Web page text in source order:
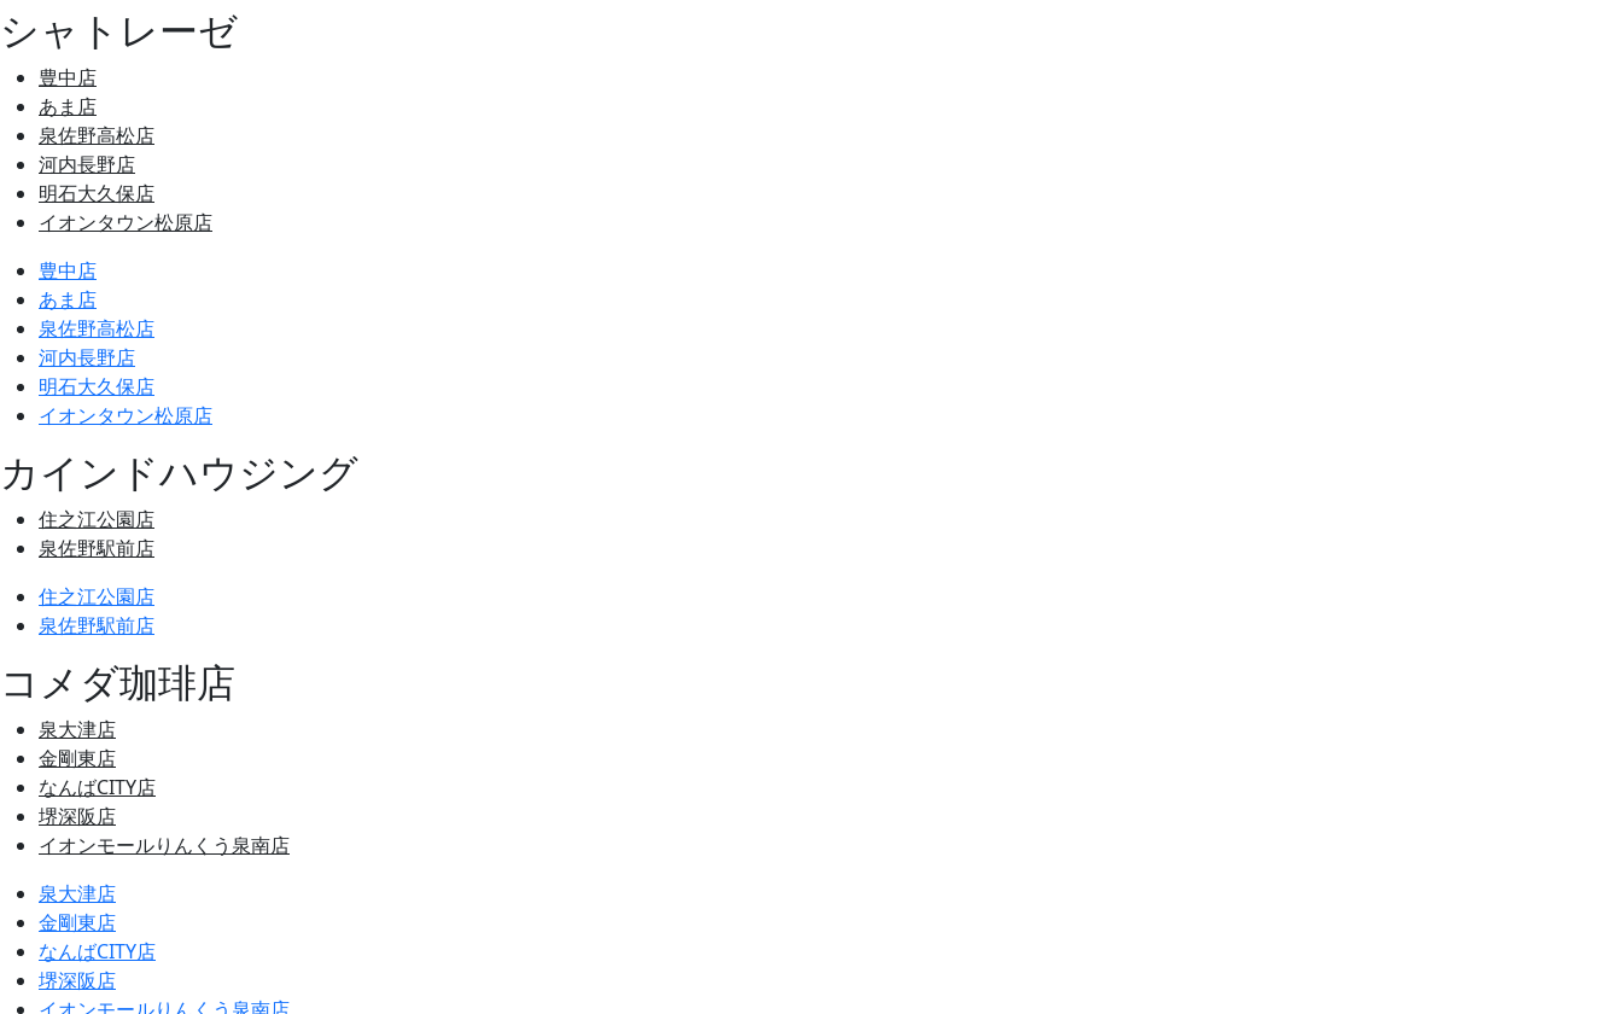
シャトレーゼ
豊中店
あま店
泉佐野高松店
河内長野店
明石大久保店
イオンタウン松原店
豊中店
あま店
泉佐野高松店
河内長野店
明石大久保店
イオンタウン松原店
カインドハウジング
住之江公園店
泉佐野駅前店
住之江公園店
泉佐野駅前店
コメダ珈琲店
泉大津店
金剛東店
なんばCITY店
堺深阪店
イオンモールりんくう泉南店
泉大津店
金剛東店
なんばCITY店
堺深阪店